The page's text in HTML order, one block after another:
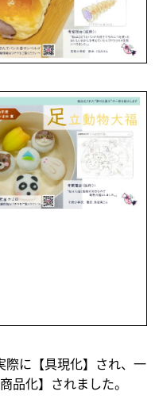
際に【具現化】され、一
品化】されました。